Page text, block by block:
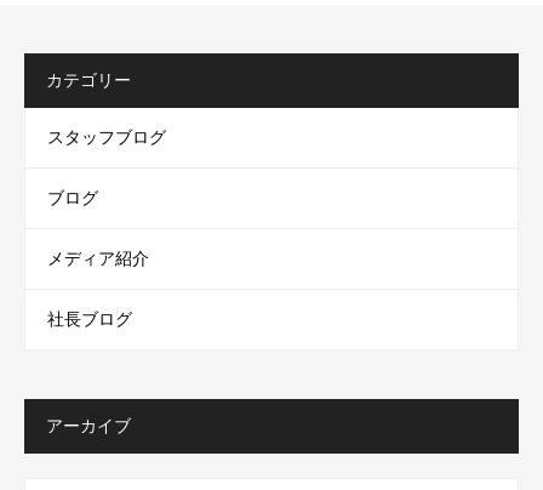
カテゴリー
スタッフブログ
ブログ
メディア紹介
社長ブログ
アーカイブ